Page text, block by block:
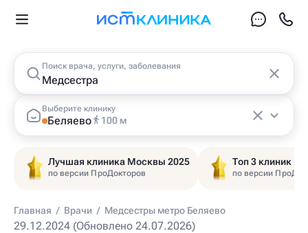
Поиск врача, услуги, заболевания
Выберите клинику
Беляево 100 м
Лучшая клиника Москвы 2025
по версии ПроДокторов
Топ 3 клиник
по версии
Главная / Врачи / Медсестры метро Беляево
29.12.2024 (Обновлено 24.07.2026)